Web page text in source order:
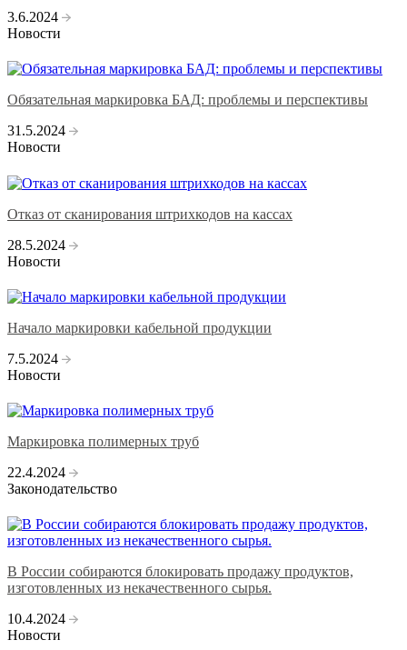
3.6.2024
Новости
Обязательная маркировка БАД: проблемы и перспективы
31.5.2024
Новости
Отказ от сканирования штрихкодов на кассах
28.5.2024
Новости
Начало маркировки кабельной продукции
7.5.2024
Новости
Маркировка полимерных труб
22.4.2024
Законодательство
В России собираются блокировать продажу продуктов,
изготовленных из некачественного сырья.
10.4.2024
Новости